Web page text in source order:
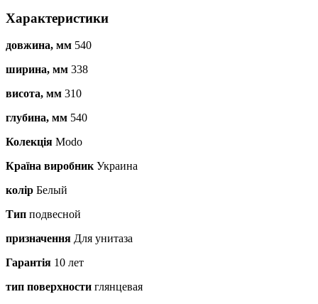
Характеристики
довжина, мм 540
ширина, мм 338
висота, мм 310
глубина, мм 540
Колекція Modo
Країна виробник Украина
колір Белый
Тип подвесной
призначення Для унитаза
Гарантія 10 лет
тип поверхности глянцевая